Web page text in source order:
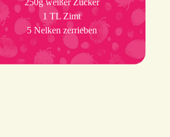
250g weißer Zucker
1 TL Zimt
5 Nelken zerrieben